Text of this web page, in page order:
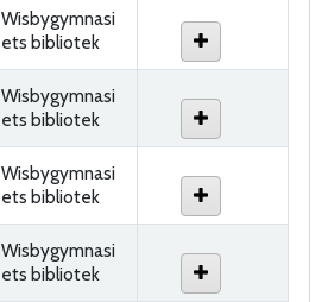
Wisbygymnasi
ets bibliotek
Wisbygymnasi
ets bibliotek
Wisbygymnasi
ets bibliotek
Wisbygymnasi
ets bibliotek